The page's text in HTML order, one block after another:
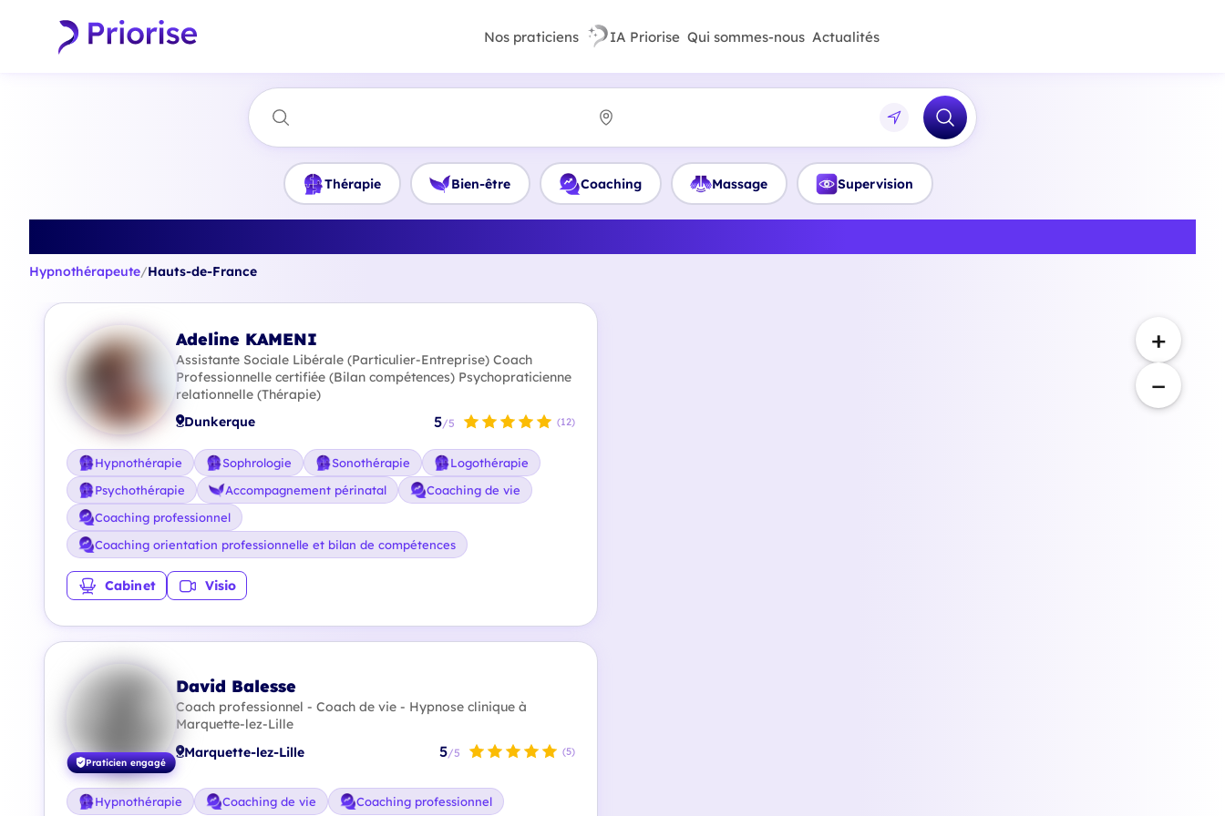
Nos praticiens IA Priorise Qui sommes-nous Actualités
Thérapie Bien-être Coaching Massage Supervision
Hypnothérapeute/Hauts-de-France
Adeline KAMENI
Assistante Sociale Libérale (Particulier-Entreprise) Coach
Professionnelle certifiée (Bilan compétences) Psychopraticienne
relationnelle (Thérapie)
Dunkerque 5/5 (12)
Hypnothérapie Sophrologie Sonothérapie
Logothérapie
Psychothérapie
Accompagnement périnatal
Coaching de vie
Coaching professionnel
Coaching orientation professionnelle et bilan de compétences
Cabinet Visio
Praticien engagé
David Balesse
Coach professionnel - Coach de vie - Hypnose clinique à
Marquette-lez-Lille
Marquette-lez-Lille 5/5 (5)
Hypnothérapie Coaching de vie Coaching professionnel
+
−